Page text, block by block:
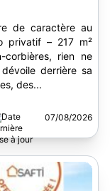
de caractère au
privatif – 217 m²
rien ne
derrière sa
des...
07/08/2026